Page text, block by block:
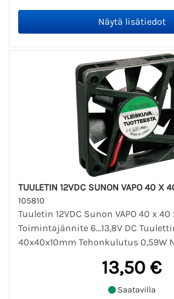
TUULETIN 12VDC SUNON VAPO 40 X
105810
Tuuletin 12VDC Sunon VAPO 40 x 40
Toimintajännite 6...13,8V DC
40x40x10mm Tehonkulutus 0,59W
13,50 €
Saatavilla